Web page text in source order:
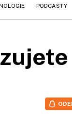
PODCASTY